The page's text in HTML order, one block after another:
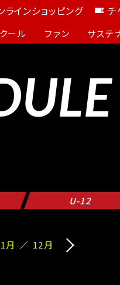
ラインショッピング チ
ール ファン サステ
U-12
月 12月